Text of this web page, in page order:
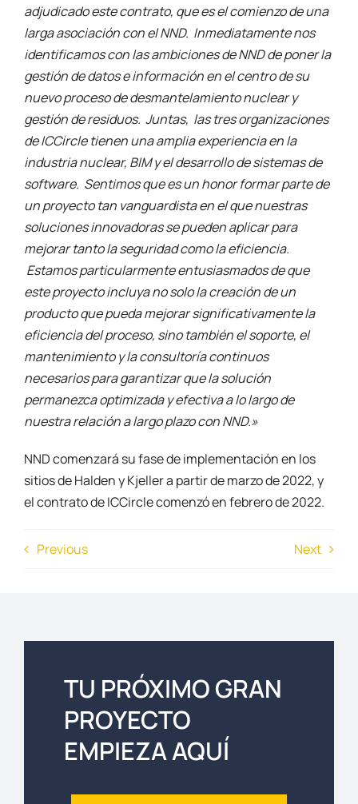
adjudicado este contrato, que es el comienzo de una
larga asociación con el NND. Inmediatamente nos
identificamos con las ambiciones de NND de poner la
gestión de datos e información en el centro de su
nuevo proceso de desmantelamiento nuclear y
gestión de residuos. Juntas, las tres organizaciones
de ICCircle tienen una amplia experiencia en la
industria nuclear, BIM y el desarrollo de sistemas de
software. Sentimos que es un honor formar parte de
un proyecto tan vanguardista en el que nuestras
soluciones innovadoras se pueden aplicar para
mejorar tanto la seguridad como la eficiencia.
Estamos particularmente entusiasmados de que
este proyecto incluya no solo la creación de un
producto que pueda mejorar significativamente la
eficiencia del proceso, sino también el soporte, el
mantenimiento y la consultoría continuos
necesarios para garantizar que la solución
permanezca optimizada y efectiva a lo largo de
nuestra relación a largo plazo con NND.»
NND comenzará su fase de implementación en los
sitios de Halden y Kjeller a partir de marzo de 2022, y
el contrato de ICCircle comenzó en febrero de 2022.
Previous Next
TU PRÓXIMO GRAN
PROYECTO
EMPIEZA AQUÍ